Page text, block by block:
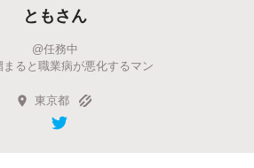
ともさん
@任務中
ると職業病が悪化するマン
東京都